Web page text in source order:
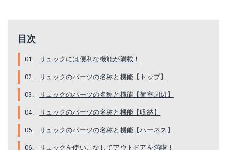
目次
リュックには便利な機能が満載！
リュックのパーツの名称と機能【トップ】
リュックのパーツの名称と機能【荷室周辺】
リュックのパーツの名称と機能【収納】
リュックのパーツの名称と機能【ハーネス】
リュックを使いこなしてアウトドアを満喫！